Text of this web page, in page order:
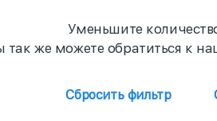
Уменьшите
так же можете обратиться к
Сбросить фильтр